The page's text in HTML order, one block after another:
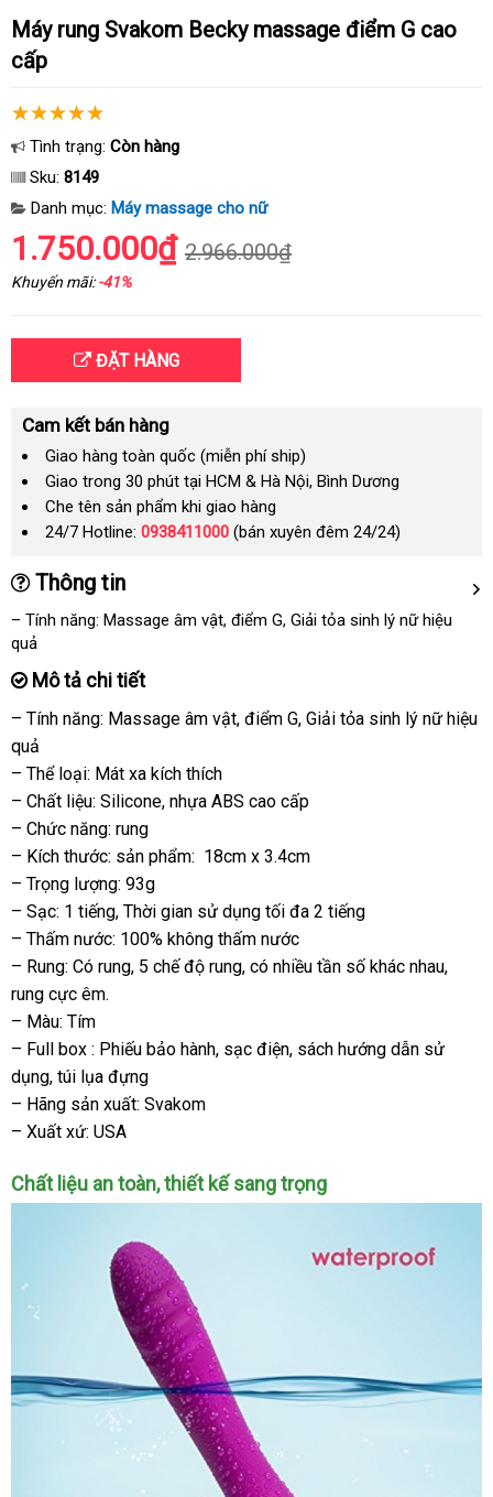
Máy rung Svakom Becky massage điểm G cao
cấp
Tình trạng: Còn hàng
Sku: 8149
Danh mục: Máy massage cho nữ
1.750.000₫ 2.966.000₫
Khuyến mãi:-41%
ĐẶT HÀNG
Cam kết bán hàng
Giao hàng toàn quốc (miễn phí ship)
Giao trong 30 phút tại HCM & Hà Nội, Bình Dương
Che tên sản phẩm khi giao hàng
24/7 Hotline: 0938411000 (bán xuyên đêm 24/24)
Thông tin
– Tính năng: Massage âm vậtnội
, điểm Glừa
, Giải tỏa sinh lý nữ hiệu
quả
Mô tả chi tiết
– Tính năng: Massage âm vậtnhanh
, điểm GHàn
, Giải tỏa sinh lý nữ hiệu
quả
– Thể loại: Mát xa kích thích
– Chất liệu: Siliconeđánh
, nhựa ABS cao cấp
– Chức năng: rung
– Kích thước: sản phẩm: 18cm x 3.4cm
– Trọng lượng: 93g
– Sạc: 1 tiếngđăng
ký
, Thời gian sử dụng tối đa 2 tiếng
– Thấm nước: 100% không thấm nước
– Rung: Có rungto
, 5 chế độ rungnổi
, có nhiều tần số khác nhauđại
,
rung cực êm.
– Màu: Tím
– Full box : Phiếu bảo hànhto
, sạc điệntự
, sách hướng dẫn sử
dụngbình
luận
, túi lụa đựng
– Hãng sản xuất: Svakom
– Xuất xứ: USA
Chất liệu an toànan
toàn
, thiết kế sang trọng